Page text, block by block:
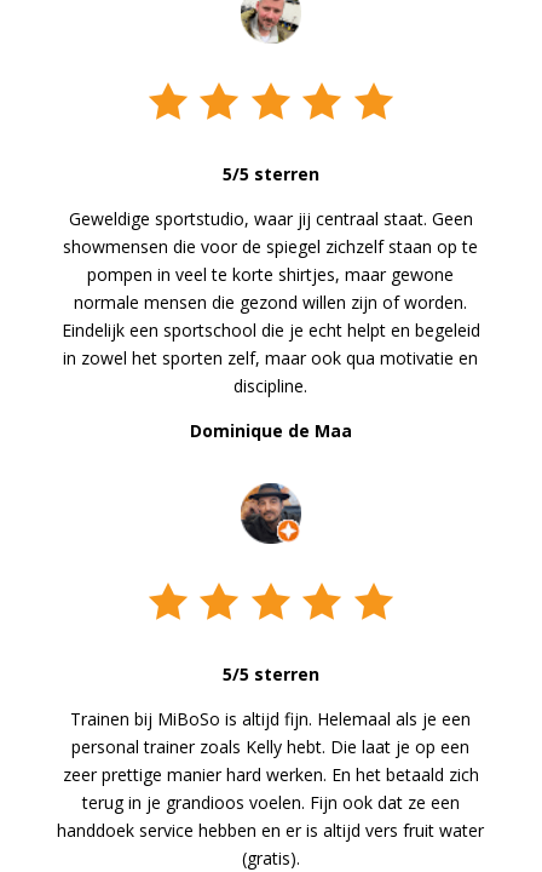
5/5 sterren
Geweldige sportstudio, waar jij centraal staat. Geen
showmensen die voor de spiegel zichzelf staan op te
pompen in veel te korte shirtjes, maar gewone
normale mensen die gezond willen zijn of worden.
Eindelijk een sportschool die je echt helpt en begeleid
in zowel het sporten zelf, maar ook qua motivatie en
discipline.
Dominique de Maa
5/5 sterren
Trainen bij MiBoSo is altijd fijn. Helemaal als je een
personal trainer zoals Kelly hebt. Die laat je op een
zeer prettige manier hard werken. En het betaald zich
terug in je grandioos voelen. Fijn ook dat ze een
handdoek service hebben en er is altijd vers fruit water
(gratis).